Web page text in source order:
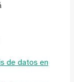
de datos en